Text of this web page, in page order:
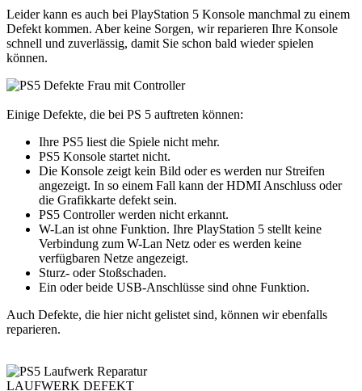
Leider kann es auch bei PlayStation 5 Konsole manchmal zu einem
Defekt kommen. Aber keine Sorgen, wir reparieren Ihre Konsole
schnell und zuverlässig, damit Sie schon bald wieder spielen
können.
Einige Defekte, die bei PS 5 auftreten können:
Ihre PS5 liest die Spiele nicht mehr.
PS5 Konsole startet nicht.
Die Konsole zeigt kein Bild oder es werden nur Streifen
angezeigt. In so einem Fall kann der HDMI Anschluss oder
die Grafikkarte defekt sein.
PS5 Controller werden nicht erkannt.
W-Lan ist ohne Funktion. Ihre PlayStation 5 stellt keine
Verbindung zum W-Lan Netz oder es werden keine
verfügbaren Netze angezeigt.
Sturz- oder Stoßschaden.
Ein oder beide USB-Anschlüsse sind ohne Funktion.
Auch Defekte, die hier nicht gelistet sind, können wir ebenfalls
reparieren.
LAUFWERK DEFEKT